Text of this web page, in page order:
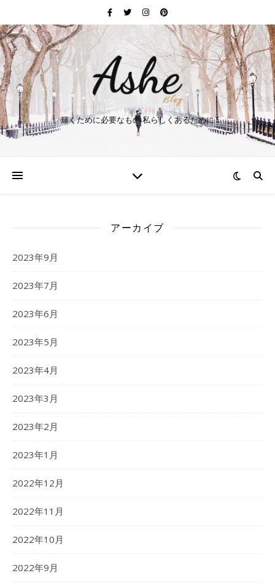
輝くために必要なもの 私らしくあるために
アーカイブ
2023年9月
2023年7月
2023年6月
2023年5月
2023年4月
2023年3月
2023年2月
2023年1月
2022年12月
2022年11月
2022年10月
2022年9月